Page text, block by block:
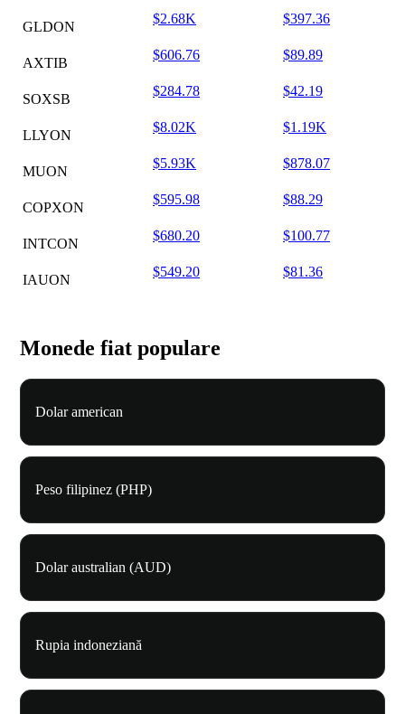
GLDON
$2.68K $397.36
AXTIB
$606.76 $89.89
SOXSB
$284.78 $42.19
LLYON
$8.02K $1.19K
MUON
$5.93K $878.07
COPXON
$595.98 $88.29
INTCON
$680.20 $100.77
IAUON
$549.20 $81.36
Monede fiat populare
Dolar american
Peso filipinez (PHP)
Dolar australian (AUD)
Rupia indoneziană